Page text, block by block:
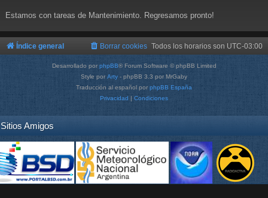
Estamos con tareas de Mantenimiento. Regresamos pronto!
Índice general Todos los horarios son UTC-03:00
Borrar cookies
Desarrollado por phpBB® Forum Software © phpBB Limited
Style por Arty - phpBB 3.3 por MrGaby
Traducción al español por phpBB España
Privacidad | Condiciones
Sitios Amigos